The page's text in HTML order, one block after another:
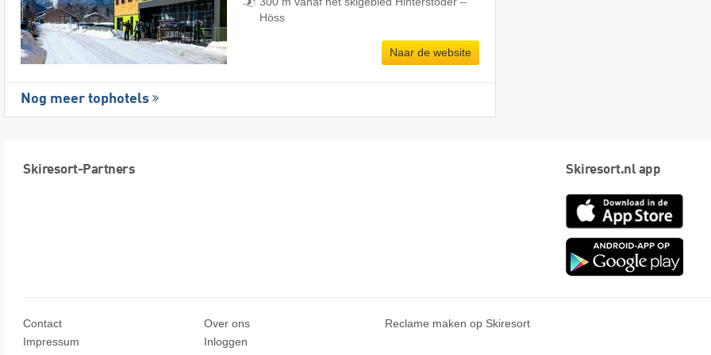
Höss
Naar de website
Nog meer tophotels
Skiresort-Partners Skiresort.nl app
App
Contact
Impressum
Over ons
Inloggen
Reclame maken op Skiresort